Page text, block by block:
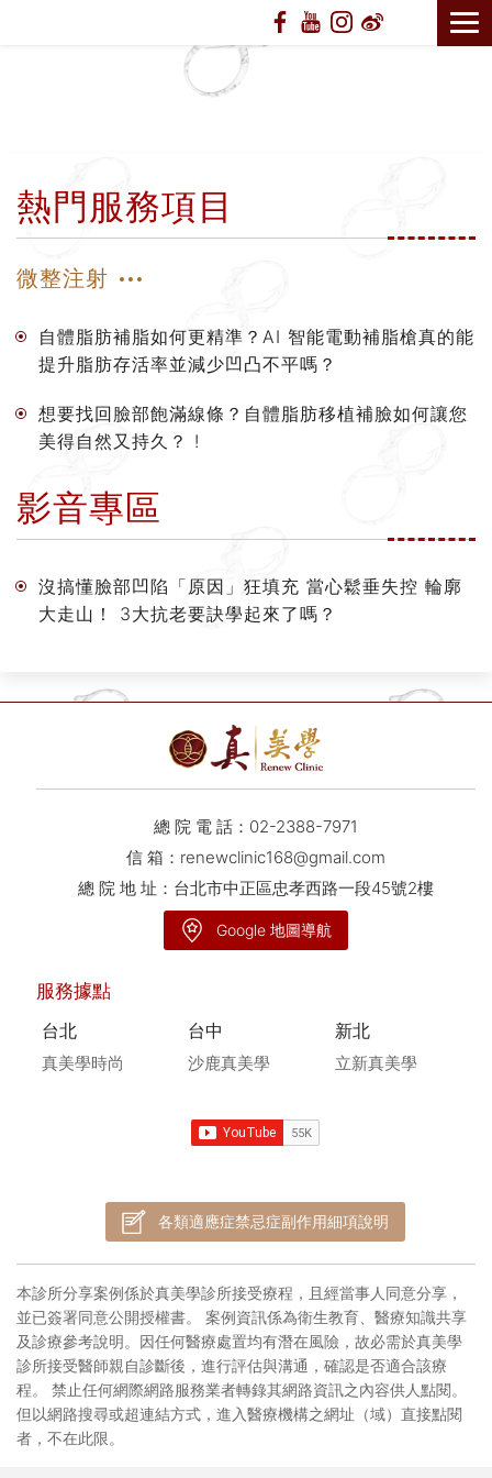
熱門服務項目
微整注射
自體脂肪補脂如何更精準？AI 智能電動補脂槍真的能
提升脂肪存活率並減少凹凸不平嗎？
想要找回臉部飽滿線條？自體脂肪移植補臉如何讓您
美得自然又持久？ !
影音專區
沒搞懂臉部凹陷「原因」狂填充 當心鬆垂失控 輪廓
大走山！ 3大抗老要訣學起來了嗎？
總 院 電 話： 02-2388-7971
信 箱： renewclinic168@gmail.com
總 院 地 址：台北市中正區忠孝西路一段45號2樓
Google 地圖導航
服務據點
台北
真美學時尚
台中
沙鹿真美學
新北
立新真美學
各類適應症禁忌症副作用細項說明
本診所分享案例係於真美學診所接受療程，且經當事人同意分享，
並已簽署同意公開授權書。 案例資訊係為衛生教育、醫療知識共享
及診療參考說明。因任何醫療處置均有潛在風險，故必需於真美學
診所接受醫師親自診斷後，進行評估與溝通，確認是否適合該療
程。 禁止任何網際網路服務業者轉錄其網路資訊之內容供人點閱。
但以網路搜尋或超連結方式，進入醫療機構之網址（域）直接點閱
者，不在此限。